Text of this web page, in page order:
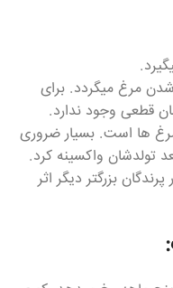
مرغ میگردد. برای
قطعی وجود ندارد.
مرغ ها است. بسیار ضروری
تولدشان واکسینه کرد.
بزرگتر دیگر اثر